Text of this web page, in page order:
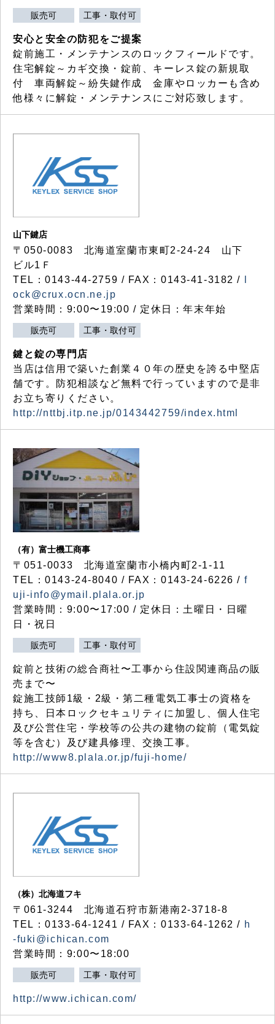
販売可 工事・取付可
安心と安全の防犯をご提案
錠前施工・メンテナンスのロックフィールドです。
住宅解錠～カギ交換・錠前、キーレス錠の新規取
付 車両解錠～紛失鍵作成 金庫やロッカーも含め
他様々に解錠・メンテナンスにご対応致します。
山下鍵店
〒050-0083 北海道室蘭市東町2-24-24 山下
ビル1Ｆ
TEL：0143-44-2759 / FAX：0143-41-3182 /
ock@crux.ocn.ne.jp
営業時間：9:00〜19:00 / 定休日：年末年始
販売可 工事・取付可
鍵と錠の専門店
当店は信用で築いた創業４０年の歴史を誇る中堅店
舗です。防犯相談など無料で行っていますので是非
お立ち寄りください。
http://nttbj.itp.ne.jp/0143442759/index.html
（有）富士機工商事
〒051-0033 北海道室蘭市小橋内町2-1-11
TEL：0143-24-8040 / FAX：0143-24-6226 / f
uji-info@ymail.plala.or.jp
営業時間：9:00〜17:00 / 定休日：土曜日・日曜
日・祝日
販売可 工事・取付可
錠前と技術の総合商社〜工事から住設関連商品の販
売まで〜
錠施工技師1級・2級・第二種電気工事士の資格を
持ち、日本ロックセキュリティに加盟し、個人住宅
及び公営住宅・学校等の公共の建物の錠前（電気錠
等を含む）及び建具修理、交換工事。
http://www8.plala.or.jp/fuji-home/
（株）北海道フキ
〒061-3244 北海道石狩市新港南2-3718-8
TEL：0133-64-1241 / FAX：0133-64-1262 / h
-fuki@ichican.com
営業時間：9:00〜18:00
販売可 工事・取付可
http://www.ichican.com/